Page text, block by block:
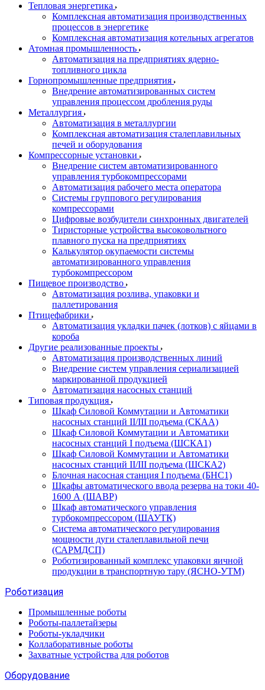
Тепловая энергетика
Комплексная автоматизация производственных
процессов в энергетике
Комплексная автоматизация котельных агрегатов
Атомная промышленность
Автоматизация на предприятиях ядерно-
топливного цикла
Горнопромышленные предприятия
Внедрение автоматизированных систем
управления процессом дробления руды
Металлургия
Автоматизация в металлургии
Комплексная автоматизация сталеплавильных
печей и оборудования
Компрессорные установки
Внедрение систем автоматизированного
управления турбокомпрессорами
Автоматизация рабочего места оператора
Системы группового регулирования
компрессорами
Цифровые возбудители синхронных двигателей
Тиристорные устройства высоковольтного
плавного пуска на предприятиях
Калькулятор окупаемости системы
автоматизированного управления
турбокомпрессором
Пищевое производство
Автоматизация розлива, упаковки и
паллетирования
Птицефабрики
Автоматизация укладки пачек (лотков) с яйцами в
короба
Другие реализованные проекты
Автоматизация производственных линий
Внедрение систем управления сериализацией
маркированной продукцией
Автоматизация насосных станций
Типовая продукция
Шкаф Силовой Коммутации и Автоматики
насосных станций II/III подъема (СКАА)
Шкаф Силовой Коммутации и Автоматики
насосных станций I подъема (ШСКА1)
Шкаф Силовой Коммутации и Автоматики
насосных станций II/III подъема (ШСКА2)
Блочная насосная станция I подъема (БНС1)
Шкафы автоматического ввода резерва на токи 40-
1600 А (ШАВР)
Шкаф автоматического управления
турбокомпрессором (ШАУТК)
Система автоматического регулирования
мощности дуги сталеплавильной печи
(САРМДСП)
Роботизированный комплекс упаковки яичной
продукции в транспортную тару (ЯСНО-УТМ)
Роботизация
Промышленные роботы
Роботы-паллетайзеры
Роботы-укладчики
Коллаборативные роботы
Захватные устройства для роботов
Оборудование